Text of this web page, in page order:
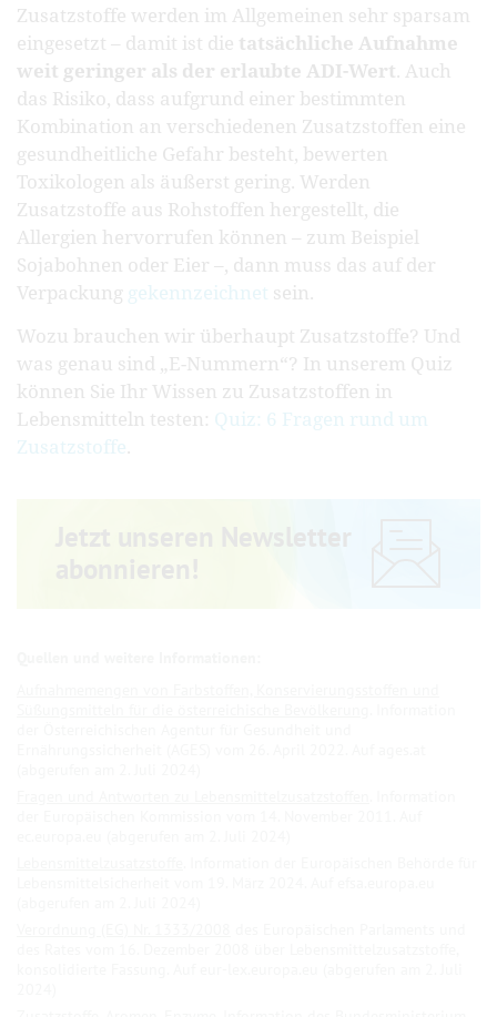
Zusatzstoffe werden im Allgemeinen sehr sparsam
eingesetzt – damit ist die tatsächliche Aufnahme
weit geringer als der erlaubte ADI-Wert . Auch
das Risiko, dass aufgrund einer bestimmten
Kombination an verschiedenen Zusatzstoffen eine
gesundheitliche Gefahr besteht, bewerten
Toxikologen als äußerst gering. Werden
Zusatzstoffe aus Rohstoffen hergestellt, die
Allergien hervorrufen können – zum Beispiel
Sojabohnen oder Eier –, dann muss das auf der
Verpackung gekennzeichnet sein.
Wozu brauchen wir überhaupt Zusatzstoffe? Und
was genau sind „E-Nummern“? In unserem Quiz
können Sie Ihr Wissen zu Zusatzstoffen in
Lebensmitteln testen: Quiz: 6 Fragen rund um
Zusatzstoffe
Jetzt unseren Newsletter